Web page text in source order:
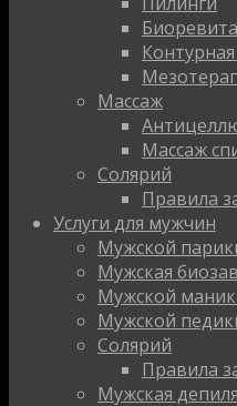
Массаж
Массаж
Солярий
Правила
Услуги для мужчин
Мужской
Мужская
Мужской
Мужской
Солярий
Правила
Мужская